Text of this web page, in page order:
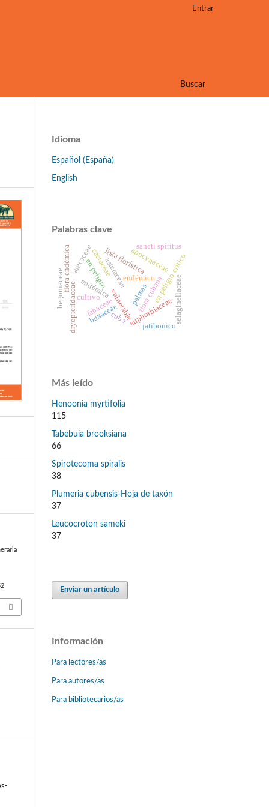
Buscar
Entrar
Idioma
Español (España)
English
Palabras clave
asteraceaeendémico
flora cubana
en peligro
euphorbiaceae
endémica en peligro crítico
apocynaceae
vulnerable
arecaceae
cultivo
fabaceae
jatibonico
sancti spíritus
lista florística
dryopteridaceae selaginellaceae
cactaceae
buxaceae
palmas
flora endémica
cuba
begoniaceae
Más leído
Henoonia myrtifolia
115
Tabebuia brooksiana
66
Spirotecoma spiralis
38
Plumeria cubensis-Hoja de taxón
37
Leucocroton sameki
37
Enviar un artículo
Información
Para lectores/as
Para autores/as
Para bibliotecarios/as